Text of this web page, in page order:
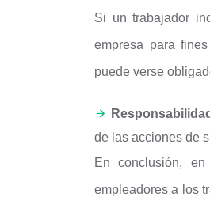
Si un trabajador
empresa para
puede verse
de las acciones de
En conclusión, en
empleadores a los